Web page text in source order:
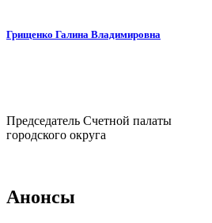
Грищенко Галина Владимировна
Председатель Счетной палаты
городского округа
Анонсы